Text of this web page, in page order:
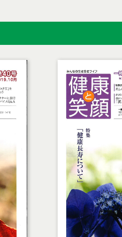
メディエーション
報告
（人生会議）
戸de医療のおしごと
・介護資源検索
医師会